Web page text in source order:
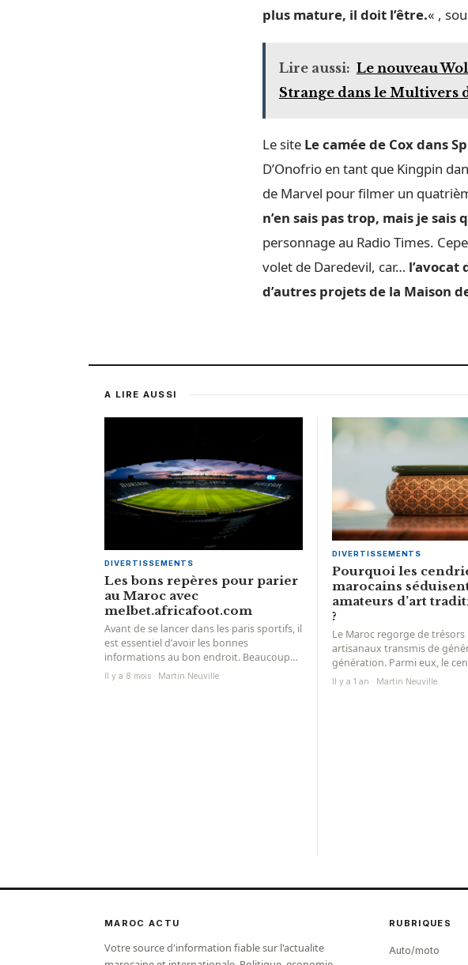
plus mature, il doit l’être.« ,
Lire aussi: Le nouveau
Strange dans le Multivers
Le site Le camée de Cox dans
D’Onofrio en tant que Kingpin
de Marvel pour filmer un
n’en sais pas trop, mais je sais
personnage au Radio Times.
volet de Daredevil, car… l’avocat
d’autres projets de la Maison
A LIRE AUSSI
DIVERTISSEMENTS
Les bons repères pour parier
au Maroc avec
melbet.africafoot.com
Avant de se lancer dans les paris sportifs, il
est essentiel d’avoir les bonnes
informations au bon endroit. Beaucoup
de joueurs marocains...
Il y a 8 mois · Martin Neuville
DIVERTISSEMENTS
Pourquoi les
marocains
amateurs d’art
?
Le Maroc regorge de trésors
artisanaux transmis de
génération. Parmi eux, le
marocain attire par son
Il y a 1 an · Martin Neuville
MAROC ACTU
Votre source d'information fiable sur l'actualite
RUBRIQUES
Auto/moto